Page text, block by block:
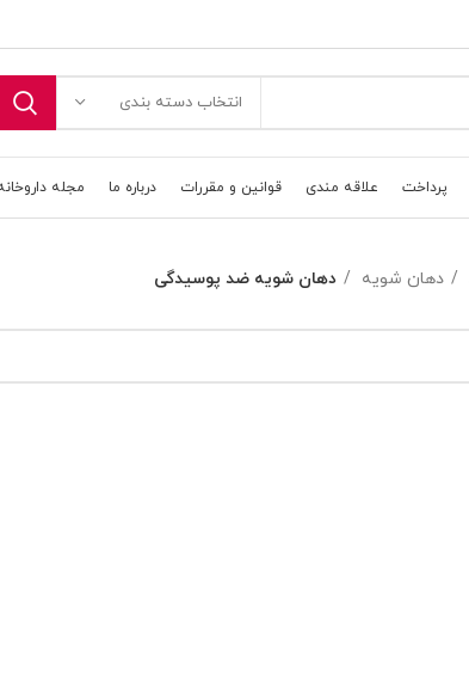
انتخاب دسته بندی
پرداخت علاقه مندی قوانین و مقررات درباره ما مجله
دهان شویه دهان شویه ضد پوسیدگی